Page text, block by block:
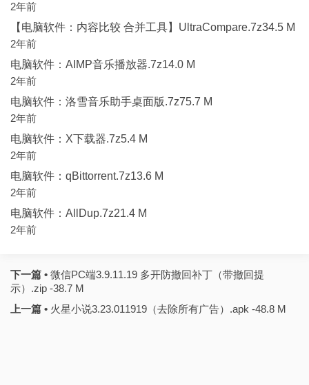
2年前
【电脑软件：内容比较 合并工具】UltraCompare.7z34.5 M
2年前
电脑软件：AIMP音乐播放器.7z14.0 M
2年前
电脑软件：洛雪音乐助手桌面版.7z75.7 M
2年前
电脑软件：X下载器.7z5.4 M
2年前
电脑软件：qBittorrent.7z13.6 M
2年前
电脑软件：AllDup.7z21.4 M
2年前
下一篇 • 微信PC端3.9.11.19 多开防撤回补丁（带撤回提
示）.zip -38.7 M
上一篇 • 火星小说3.23.011919（去除所有广告）.apk -48.8 M